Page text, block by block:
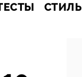
СТИЛЬ